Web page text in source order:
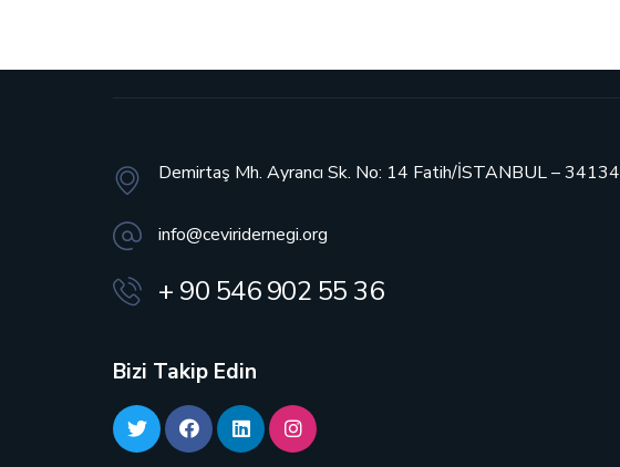
Demirtaş Mh. Ayrancı Sk. No: 14 Fatih/İSTANBUL – 34134
info@ceviridernegi.org
+ 90 546 902 55 36
Bizi Takip Edin